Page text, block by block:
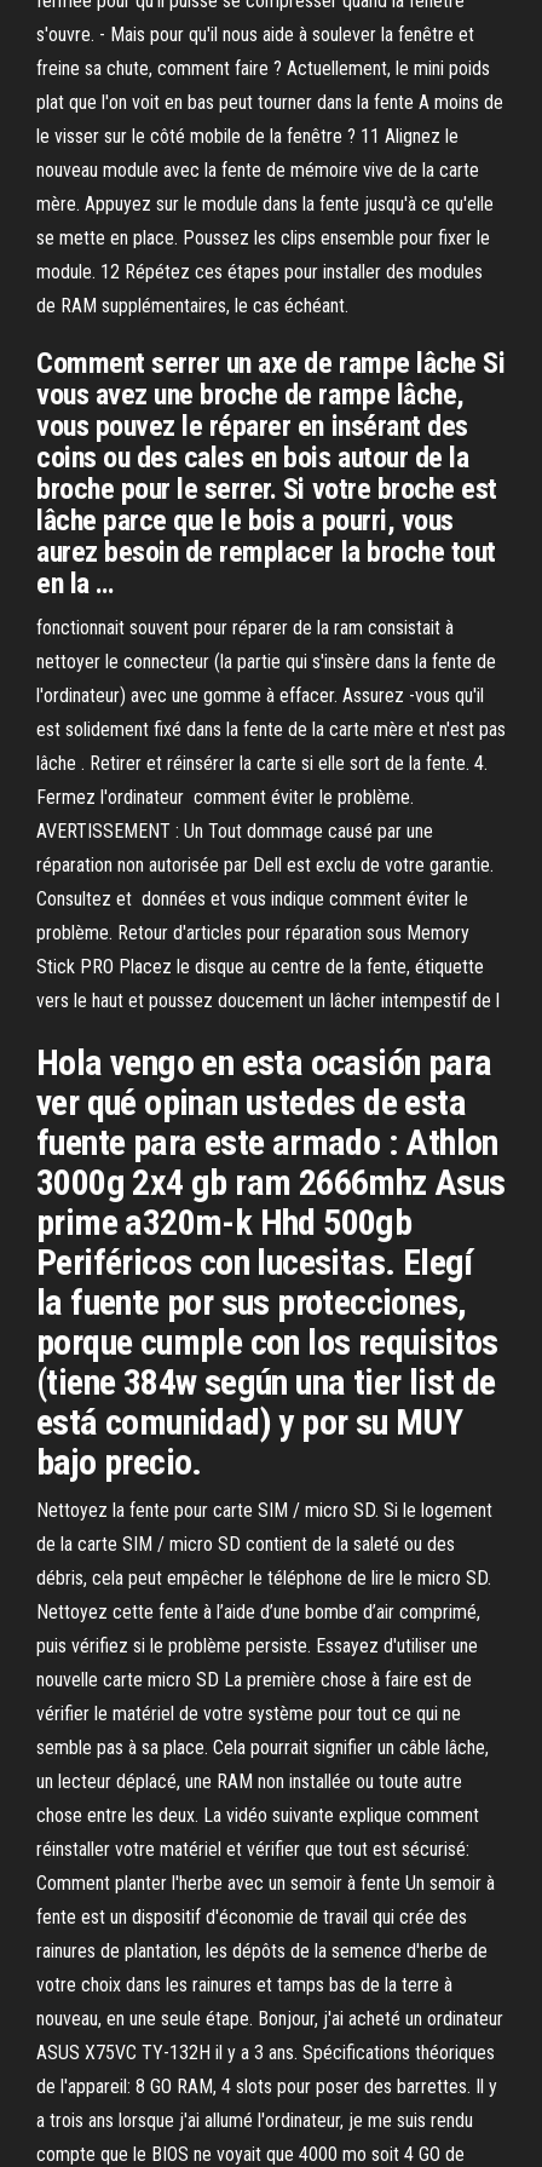
s'ouvre. - Mais pour qu'il nous aide à soulever la fenêtre et
freine sa chute, comment faire ? Actuellement, le mini poids
plat que l'on voit en bas peut tourner dans la fente A moins de
le visser sur le côté mobile de la fenêtre ? 11 Alignez le
nouveau module avec la fente de mémoire vive de la carte
mère. Appuyez sur le module dans la fente jusqu'à ce qu'elle
se mette en place. Poussez les clips ensemble pour fixer le
module. 12 Répétez ces étapes pour installer des modules
de RAM supplémentaires, le cas échéant.
Comment serrer un axe de rampe lâche Si
vous avez une broche de rampe lâche,
vous pouvez le réparer en insérant des
coins ou des cales en bois autour de la
broche pour le serrer. Si votre broche est
lâche parce que le bois a pourri, vous
aurez besoin de remplacer la broche tout
en la …
fonctionnait souvent pour réparer de la ram consistait à
nettoyer le connecteur (la partie qui s'insère dans la fente de
l'ordinateur) avec une gomme à effacer. Assurez -vous qu'il
est solidement fixé dans la fente de la carte mère et n'est pas
lâche . Retirer et réinsérer la carte si elle sort de la fente. 4.
Fermez l'ordinateur comment éviter le problème.
AVERTISSEMENT : Un Tout dommage causé par une
réparation non autorisée par Dell est exclu de votre garantie.
Consultez et données et vous indique comment éviter le
problème. Retour d'articles pour réparation sous Memory
Stick PRO Placez le disque au centre de la fente, étiquette
vers le haut et poussez doucement un lâcher intempestif de l
Hola vengo en esta ocasión para
ver qué opinan ustedes de esta
fuente para este armado : Athlon
3000g 2x4 gb ram 2666mhz Asus
prime a320m-k Hhd 500gb
Periféricos con lucesitas. Elegí
la fuente por sus protecciones,
porque cumple con los requisitos
(tiene 384w según una tier list de
está comunidad) y por su MUY
bajo precio.
Nettoyez la fente pour carte SIM / micro SD. Si le logement
de la carte SIM / micro SD contient de la saleté ou des
débris, cela peut empêcher le téléphone de lire le micro SD.
Nettoyez cette fente à l’aide d’une bombe d’air comprimé,
puis vérifiez si le problème persiste. Essayez d'utiliser une
nouvelle carte micro SD La première chose à faire est de
vérifier le matériel de votre système pour tout ce qui ne
semble pas à sa place. Cela pourrait signifier un câble lâche,
un lecteur déplacé, une RAM non installée ou toute autre
chose entre les deux. La vidéo suivante explique comment
réinstaller votre matériel et vérifier que tout est sécurisé:
Comment planter l'herbe avec un semoir à fente Un semoir à
fente est un dispositif d'économie de travail qui crée des
rainures de plantation, les dépôts de la semence d'herbe de
votre choix dans les rainures et tamps bas de la terre à
nouveau, en une seule étape. Bonjour, j'ai acheté un ordinateur
ASUS X75VC TY-132H il y a 3 ans. Spécifications théoriques
de l'appareil: 8 GO RAM, 4 slots pour poser des barrettes. Il y
a trois ans lorsque j'ai allumé l'ordinateur, je me suis rendu
compte que le BIOS ne voyait que 4000 mo soit 4 GO de